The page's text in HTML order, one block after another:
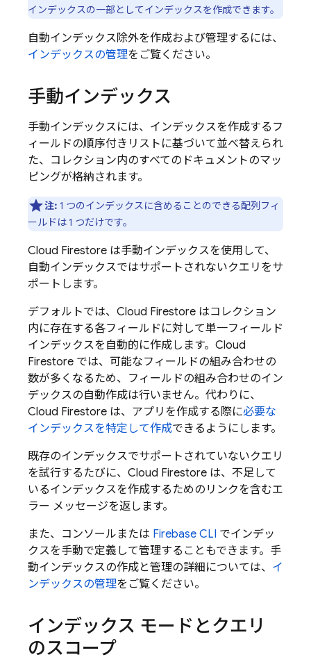
インデックスの一部としてインデックスを作成できます。
自動インデックス除外を作成および管理するには、
インデックスの管理をご覧ください。
手動インデックス
手動インデックスには、インデックスを作成するフ
ィールドの順序付きリストに基づいて並べ替えられ
た、コレクション内のすべてのドキュメントのマッ
ピングが格納されます。
注: 1 つのインデックスに含めることのできる配列フィ
ールドは 1 つだけです。
Cloud Firestore は手動インデックスを使用して、
自動インデックスではサポートされないクエリをサ
ポートします。
デフォルトでは、 Cloud Firestore はコレクション
内に存在する各フィールドに対して単一フィールド
インデックスを自動的に作成します。 Cloud
Firestore では、可能なフィールドの組み合わせの
数が多くなるため、フィールドの組み合わせのイン
デックスの自動作成は行いません。代わりに、
Cloud Firestore は、アプリを作成する際に必要な
インデックスを特定して作成できるようにします。
既存のインデックスでサポートされていないクエリ
を試行するたびに、 Cloud Firestore は、不足して
いるインデックスを作成するためのリンクを含むエ
ラー メッセージを返します。
また、コンソールまたは Firebase CLI でインデッ
クスを手動で定義して管理することもできます。手
動インデックスの作成と管理の詳細については、 イ
ンデックスの管理をご覧ください。
インデックス モードとクエリ
のスコープ